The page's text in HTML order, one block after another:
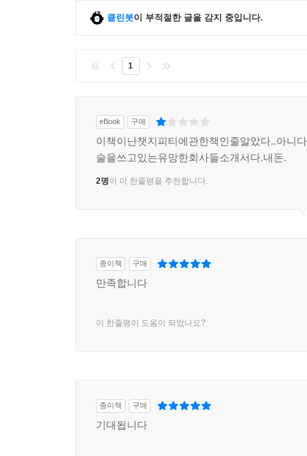
클린봇이 부적절한 글을 감지 중입니다.
1
eBook 구매
이책이난챗지피티에관한책인줄알았다..아니
술을쓰고있는유망한회사들소개서다.내돈.
2명이 이 한줄평을 추천합니다.
종이책 구매
만족합니다
이 한줄평이 도움이 되었나요?
종이책 구매
기대됩니다